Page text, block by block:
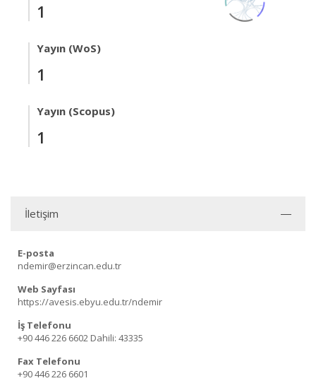
1
Yayın (WoS)
1
Yayın (Scopus)
1
İletişim
E-posta
ndemir@erzincan.edu.tr
Web Sayfası
https://avesis.ebyu.edu.tr/ndemir
İş Telefonu
+90 446 226 6602 Dahili: 43335
Fax Telefonu
+90 446 226 6601